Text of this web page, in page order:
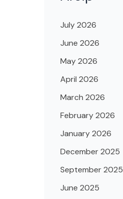
July 2026
June 2026
May 2026
April 2026
March 2026
February 2026
January 2026
December 2025
September 2025
June 2025